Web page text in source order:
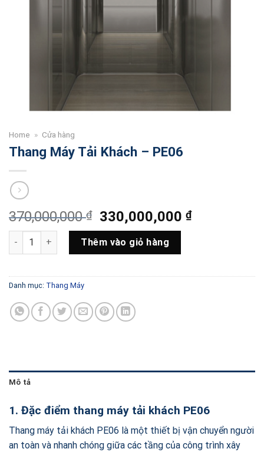
Home » Cửa hàng
Thang Máy Tải Khách – PE06
370,000,000₫
Giá
gốc
là:
370,000,000 ₫.
330,000,000₫Giá
Thang Máy Tải Khách - PE06 số lượng
Thêm vào giỏ hàng
Danh mục: Thang Máy
Mô tả
1. Đặc điểm thang máy tải khách PE06
Thang máy tải khách PE06 là một thiết bị vận chuyển người
an toàn và nhanh chóng giữa các tầng của công trình xây